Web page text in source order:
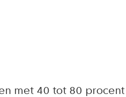
met 40 tot 80